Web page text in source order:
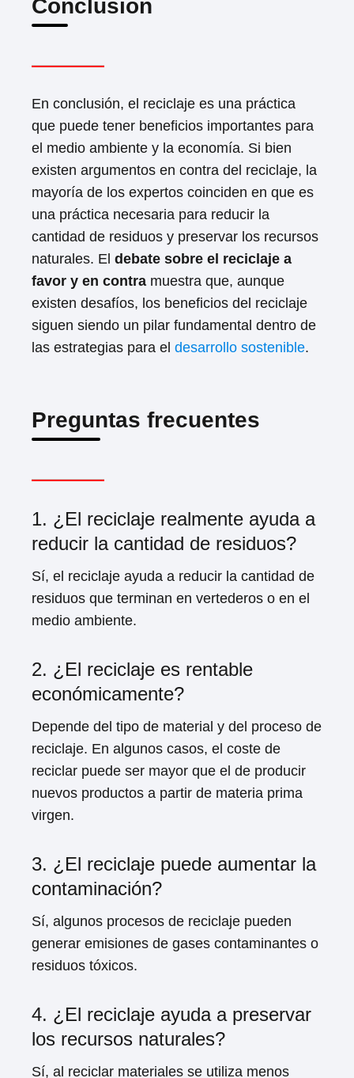
Conclusión
En conclusión, el reciclaje es una práctica
que puede tener beneficios importantes para
el medio ambiente y la economía. Si bien
existen argumentos en contra del reciclaje, la
mayoría de los expertos coinciden en que es
una práctica necesaria para reducir la
cantidad de residuos y preservar los recursos
naturales. El debate sobre el reciclaje a
favor y en contra muestra que, aunque
existen desafíos, los beneficios del reciclaje
siguen siendo un pilar fundamental dentro de
las estrategias para el desarrollo sostenible.
Preguntas frecuentes
1. ¿El reciclaje realmente ayuda a
reducir la cantidad de residuos?
Sí, el reciclaje ayuda a reducir la cantidad de
residuos que terminan en vertederos o en el
medio ambiente.
2. ¿El reciclaje es rentable
económicamente?
Depende del tipo de material y del proceso de
reciclaje. En algunos casos, el coste de
reciclar puede ser mayor que el de producir
nuevos productos a partir de materia prima
virgen.
3. ¿El reciclaje puede aumentar la
contaminación?
Sí, algunos procesos de reciclaje pueden
generar emisiones de gases contaminantes o
residuos tóxicos.
4. ¿El reciclaje ayuda a preservar
los recursos naturales?
Sí, al reciclar materiales se utiliza menos